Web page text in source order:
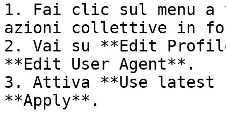
1. Fai clic sul menu
azioni collettive in
2. Vai su **Edit
**Edit User Agent**.
3. Attiva **Use latest
**Apply**.